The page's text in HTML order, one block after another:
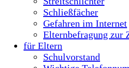
Schließfächer
Gefahren im Internet
Elternbefragung zur
für Eltern
Schulvorstand